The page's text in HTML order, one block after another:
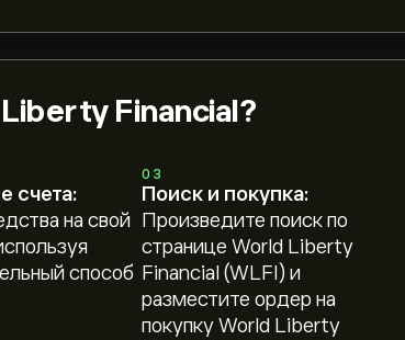
Financial?
счета:
на свой
способ
03
Поиск и покупка:
Произведите поиск по
странице World Liberty
Financial (WLFI) и
разместите ордер на
покупку World Liberty